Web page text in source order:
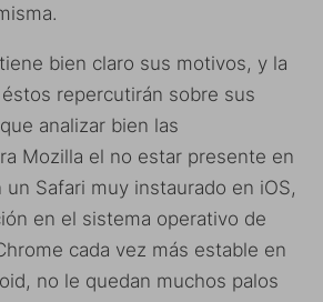
bien claro sus motivos, y la
repercutirán sobre sus
analizar bien las
Mozilla el no estar presente en
un Safari muy instaurado en iOS,
en el sistema operativo de
cada vez más estable en
no le quedan muchos palos